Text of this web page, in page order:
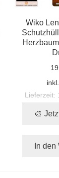
Wiko
Lieferzeit:
🎨
In